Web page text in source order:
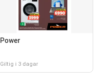
Power
Giltig i 3 dagar